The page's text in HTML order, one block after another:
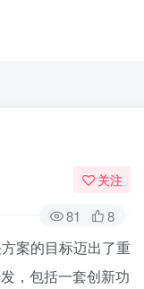
关注
81 8
案的目标迈出了重
，包括一套创新功